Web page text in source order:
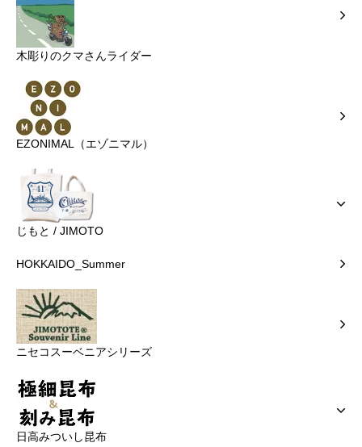
木彫りのクマさんライダー
EZONIMAL（エゾニマル）
じもと / JIMOTO
HOKKAIDO_Summer
ニセコスーベニアシリーズ
日高みついし昆布